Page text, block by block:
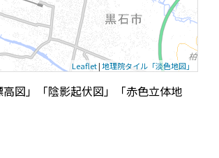
Leaflet|地理院タイル「淡色地図」
図」「陰影起伏図」「赤色立体地